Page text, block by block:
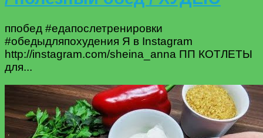
ппобед #едапослетренировки
#обедыдляпохудения Я в Instagram
http://instagram.com/sheina_anna ПП КОТЛЕТЫ
для...